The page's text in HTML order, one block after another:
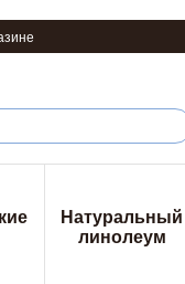
Натуральный
линолеум